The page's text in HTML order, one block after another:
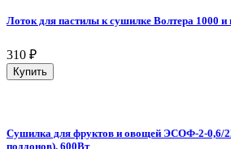
Лоток для пастилы к сушилке Волтера 1000
310 ₽
Купить
Сушилка для фруктов и овощей ЭСОФ-2-0,6/
поддонов), 600Вт